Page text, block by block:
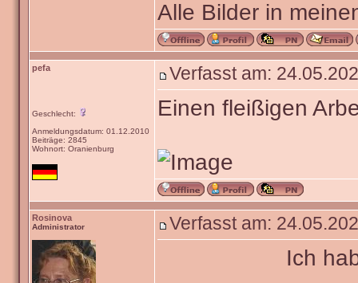
Alle Bilder in
pefa
Geschlecht:
Anmeldungsdatum: 01.12.2010
Beiträge: 2845
Wohnort: Oranienburg
Verfasst am:
Einen fleißigen
Rosinova
Administrator Verfasst am:
Ich